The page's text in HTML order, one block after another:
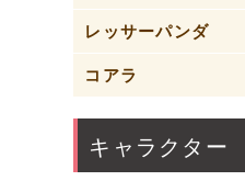
レッサーパンダ
コアラ
キャラクター